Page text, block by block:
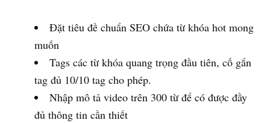
Đặt tiêu đề chuẩn SEO chứa từ khóa hot mong
muốn
Tags các từ khóa quang trọng đầu tiên, cố gắn
tag đủ 10/10 tag cho phép.
Nhập mô tả video trên 300 từ để có được đầy
đủ thông tin cần thiết